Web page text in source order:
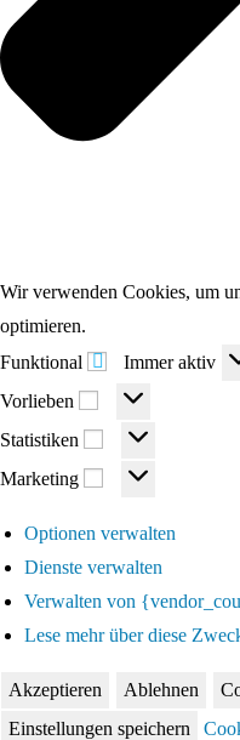
Wir verwenden Cookies, um
optimieren.
Funktional
Funktional
Immer aktiv
Vorlieben
Vorlieben
Statistiken Statistiken
Marketing Marketing
Optionen verwalten
Dienste verwalten
Verwalten von
Lese mehr über diese
Akzeptieren Ablehnen
Einstellungen speichern